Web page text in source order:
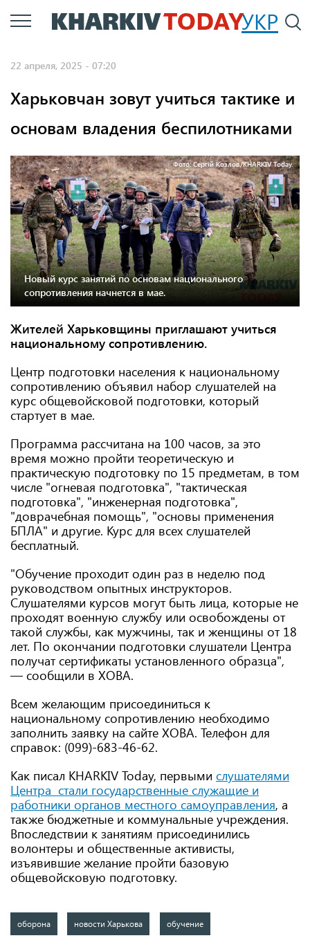
Перейти
к
УКР
22 апреля, 2025 - 07:20
Харьковчан зовут учиться тактике и
основам владения беспилотниками
Фото: Сергій Козлов/KHARKIV Today.
Новый курс занятий по основам национального
сопротивления начнется в мае.
Жителей Харьковщины приглашают учиться
национальному сопротивлению.
Центр подготовки населения к национальному
сопротивлению объявил набор слушателей на
курс общевойсковой подготовки, который
стартует в мае.
Программа рассчитана на 100 часов, за это
время можно пройти теоретическую и
практическую подготовку по 15 предметам, в том
числе "огневая подготовка", "тактическая
подготовка", "инженерная подготовка",
"доврачебная помощь", "основы применения
БПЛА" и другие. Курс для всех слушателей
бесплатный.
"Обучение проходит один раз в неделю под
руководством опытных инструкторов.
Слушателями курсов могут быть лица, которые не
проходят военную службу или освобождены от
такой службы, как мужчины, так и женщины от 18
лет. По окончании подготовки слушатели Центра
получат сертификаты установленного образца",
— сообщили в ХОВА.
Всем желающим присоединиться к
национальному сопротивлению необходимо
заполнить заявку на сайте ХОВА. Телефон для
справок: (099)-683-46-62.
Как писал KHARKIV Today, первыми слушателями
Центра стали государственные служащие и
работники органов местного самоуправления, а
также бюджетные и коммунальные учреждения.
Впоследствии к занятиям присоединились
волонтеры и общественные активисты,
изъявившие желание пройти базовую
общевойсковую подготовку.
оборона новости Харькова обучение